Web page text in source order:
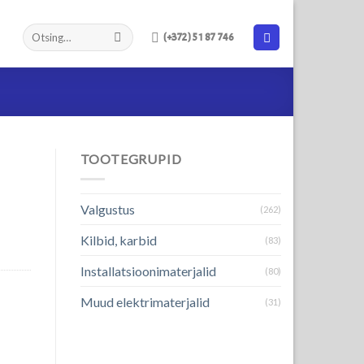
(+372) 51 87 746
TOOTEGRUPID
Valgustus (262)
Kilbid, karbid (83)
Installatsioonimaterjalid (80)
Muud elektrimaterjalid (31)